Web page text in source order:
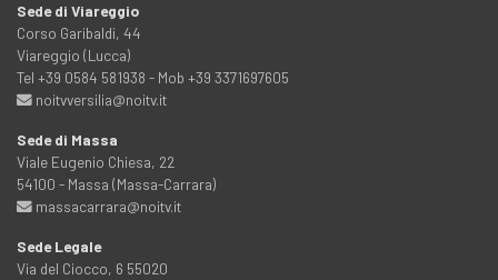
Sede di Viareggio
Corso Garibaldi, 44
Viareggio (Lucca)
Tel +39 0584 581938 - Mob +39 3371697605
noitvversilia@noitv.it
Sede di Massa
Viale Eugenio Chiesa, 22
54100 - Massa (Massa-Carrara)
massacarrara@noitv.it
Sede Legale
Via del Ciocco, 6 55020